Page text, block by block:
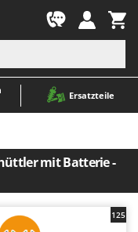
Ersatzteile
mit Batterie -
125